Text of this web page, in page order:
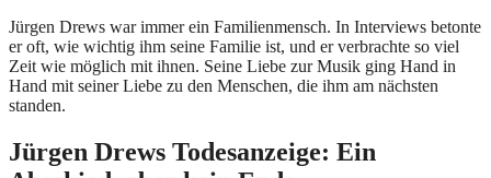
Jürgen Drews war immer ein Familienmensch. In Interviews betonte
er oft, wie wichtig ihm seine Familie ist, und er verbrachte so viel
Zeit wie möglich mit ihnen. Seine Liebe zur Musik ging Hand in
Hand mit seiner Liebe zu den Menschen, die ihm am nächsten
standen.
Jürgen Drews Todesanzeige: Ein